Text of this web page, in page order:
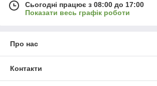
Сьогодні працює з 08:00 до 17:00
Показати весь графік роботи
Про нас
Контакти